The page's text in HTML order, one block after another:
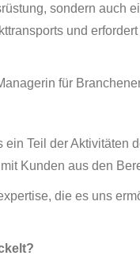
sondern auch
und
für
Teil der
Kunden aus den
die es uns